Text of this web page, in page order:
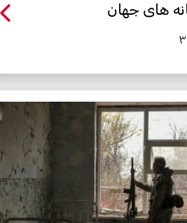
های جهان